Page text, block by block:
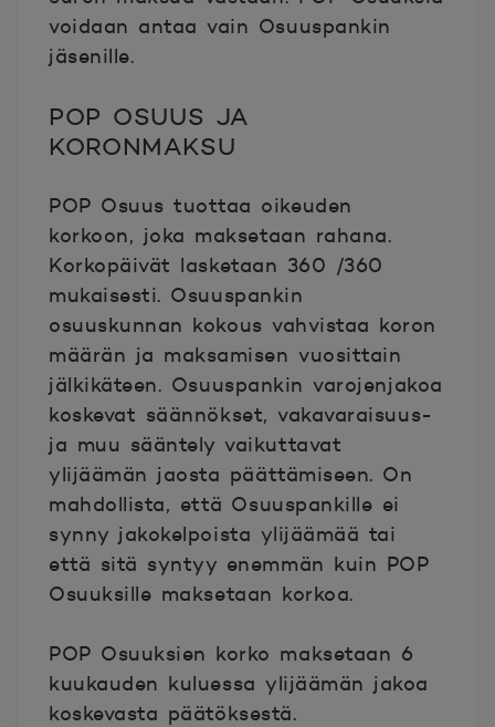
voidaan antaa vain Osuuspankin
jäsenille.
POP OSUUS JA
KORONMAKSU
POP Osuus tuottaa oikeuden
korkoon, joka maksetaan rahana.
Korkopäivät lasketaan 360 /360
mukaisesti. Osuuspankin
osuuskunnan kokous vahvistaa koron
määrän ja maksamisen vuosittain
jälkikäteen. Osuuspankin varojenjakoa
koskevat säännökset, vakavaraisuus-
ja muu sääntely vaikuttavat
ylijäämän jaosta päättämiseen. On
mahdollista, että Osuuspankille ei
synny jakokelpoista ylijäämää tai
että sitä syntyy enemmän kuin POP
Osuuksille maksetaan korkoa.
POP Osuuksien korko maksetaan 6
kuukauden kuluessa ylijäämän jakoa
koskevasta päätöksestä.